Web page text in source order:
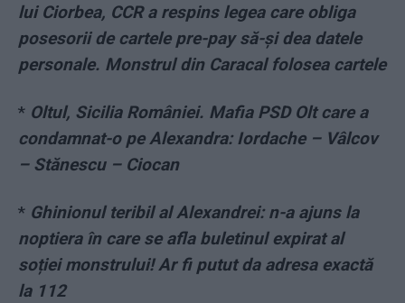
lui Ciorbea, CCR a respins legea care obliga
posesorii de cartele pre-pay să-şi dea datele
personale. Monstrul din Caracal folosea cartele
* Oltul, Sicilia României. Mafia PSD Olt care a
condamnat-o pe Alexandra: Iordache – Vâlcov
– Stănescu – Ciocan
* Ghinionul teribil al Alexandrei: n-a ajuns la
noptiera în care se afla buletinul expirat al
soției monstrului! Ar fi putut da adresa exactă
la 112